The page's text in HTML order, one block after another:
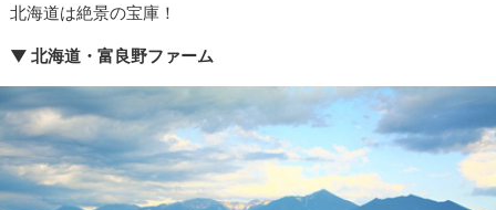
北海道は絶景の宝庫！
▼ 北海道・富良野ファーム